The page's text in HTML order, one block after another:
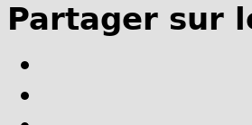
Partager sur